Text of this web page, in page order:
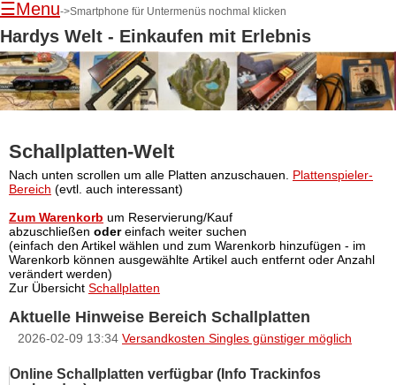
☰Menu->Smartphone für Untermenüs nochmal klicken
Hardys Welt - Einkaufen mit Erlebnis
Schallplatten-Welt
Nach unten scrollen um alle Platten anzuschauen. Plattenspieler-
Bereich (evtl. auch interessant)
Zum Warenkorb um Reservierung/Kauf
abzuschließen odereinfach weiter suchen
(einfach den Artikel wählen und zum Warenkorb hinzufügen - im
Warenkorb können ausgewählte Artikel auch entfernt oder Anzahl
verändert werden)
Zur Übersicht Schallplatten
Aktuelle Hinweise Bereich Schallplatten
2026-02-09 13:34 Versandkosten Singles günstiger möglich
Online Schallplatten verfügbar (Info Trackinfos
Navigation
überspringen